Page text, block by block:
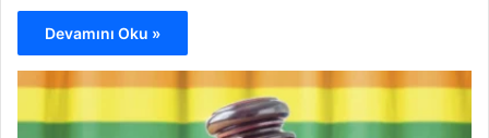
Devamını Oku »